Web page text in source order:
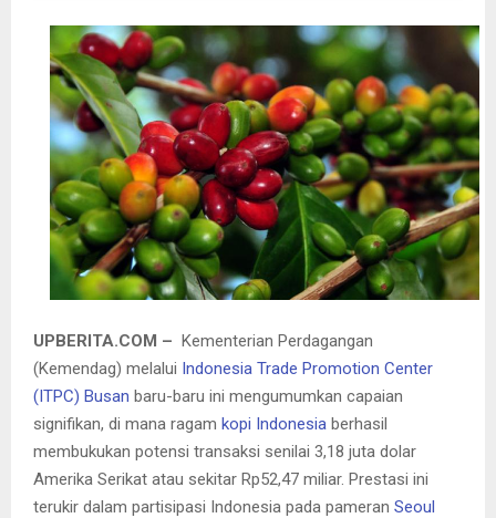
UPBERITA.COM – Kementerian Perdagangan
(Kemendag) melalui Indonesia Trade Promotion Center
(ITPC) Busan baru-baru ini mengumumkan capaian
signifikan, di mana ragam kopi Indonesia berhasil
membukukan potensi transaksi senilai 3,18 juta dolar
Amerika Serikat atau sekitar Rp52,47 miliar. Prestasi ini
terukir dalam partisipasi Indonesia pada pameran Seoul